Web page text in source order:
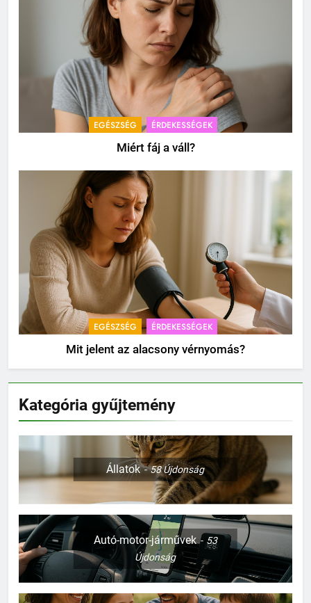
EGÉSZSÉG ÉRDEKESSÉGEK
Miért fáj a váll?
EGÉSZSÉG ÉRDEKESSÉGEK
Mit jelent az alacsony vérnyomás?
Kategória gyűjtemény
Állatok 58Újdonság
Autó-motor-járművek
53
Újdonság